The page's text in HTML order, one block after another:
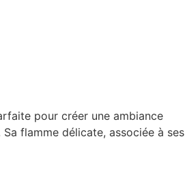
pour créer une ambiance
flamme délicate, associée à ses